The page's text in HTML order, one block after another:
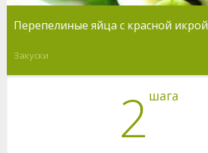
Перепелиные яйца с красной икрой
Закуски
2 шага